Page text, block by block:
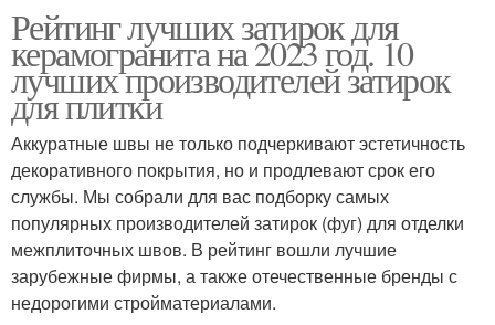
Рейтинг лучших затирок для
керамогранита на 2023 год. 10
лучших производителей затирок
для плитки
Аккуратные швы не только подчеркивают эстетичность
декоративного покрытия, но и продлевают срок его
службы. Мы собрали для вас подборку самых
популярных производителей затирок (фуг) для отделки
межплиточных швов. В рейтинг вошли лучшие
зарубежные фирмы, а также отечественные бренды с
недорогими стройматериалами.